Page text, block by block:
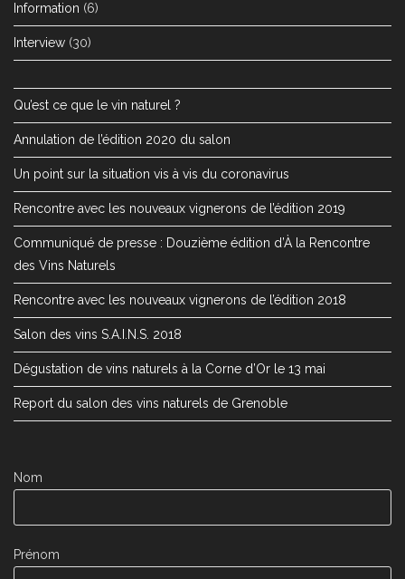
Information (6)
Interview (30)
Qu’est ce que le vin naturel ?
Annulation de l’édition 2020 du salon
Un point sur la situation vis à vis du coronavirus
Rencontre avec les nouveaux vignerons de l’édition 2019
Communiqué de presse : Douzième édition d’À la Rencontre
des Vins Naturels
Rencontre avec les nouveaux vignerons de l’édition 2018
Salon des vins S.A.I.N.S. 2018
Dégustation de vins naturels à la Corne d’Or le 13 mai
Report du salon des vins naturels de Grenoble
Nom
Prénom